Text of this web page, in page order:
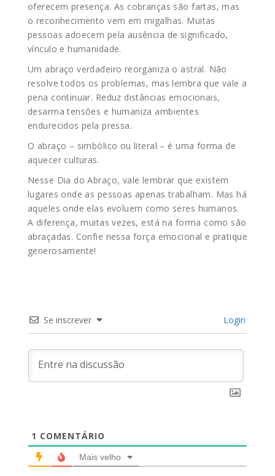
oferecem presença. As cobranças são fartas, mas
o reconhecimento vem em migalhas. Muitas
pessoas adoecem pela ausência de significado,
vínculo e humanidade.
Um abraço verdadeiro reorganiza o astral. Não
resolve todos os problemas, mas lembra que vale a
pena continuar. Reduz distâncias emocionais,
desarma tensões e humaniza ambientes
endurecidos pela pressa.
O abraço – simbólico ou literal – é uma forma de
aquecer culturas.
Nesse Dia do Abraço, vale lembrar que existem
lugares onde as pessoas apenas trabalham. Mas há
aqueles onde elas evoluem como seres humanos.
A diferença, muitas vezes, está na forma como são
abraçadas. Confie nessa força emocional e pratique
generosamente!
Se inscrever Login
1 COMENTÁRIO
Mais velho